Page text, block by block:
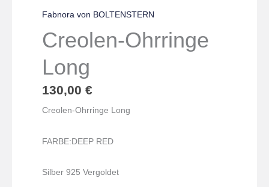
Fabnora von BOLTENSTERN
Creolen-Ohrringe
Long
130,00 €
Creolen-Ohrringe Long
FARBE:DEEP RED
Silber 925 Vergoldet